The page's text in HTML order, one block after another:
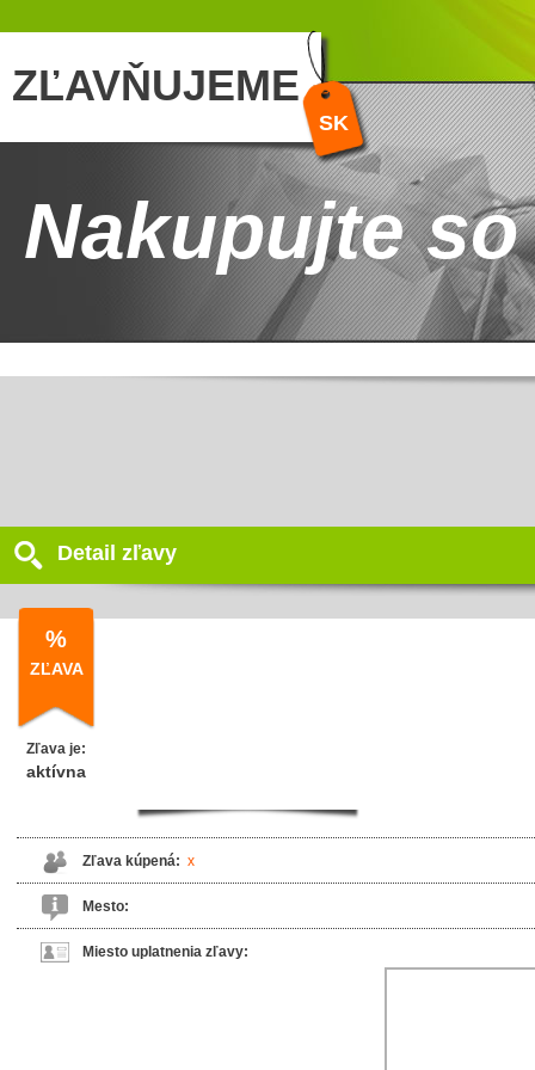
ZĽAVŇUJEME
SK
Nakupujte
Detail zľavy
%
ZĽAVA
Zľava je:
aktívna
Zľava kúpená: x
Mesto:
Miesto uplatnenia zľavy: